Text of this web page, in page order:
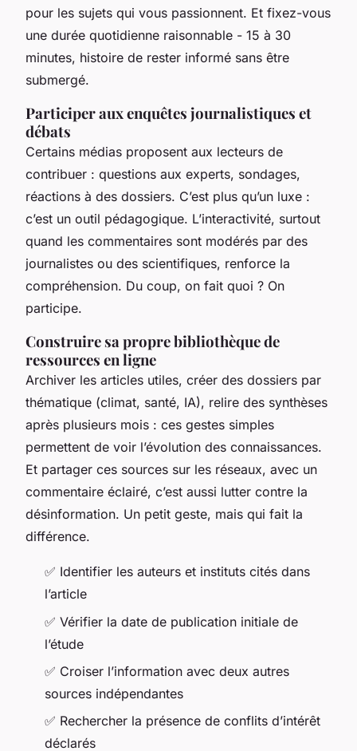
pour les sujets qui vous passionnent. Et fixez-vous
une durée quotidienne raisonnable - 15 à 30
minutes, histoire de rester informé sans être
submergé.
Participer aux enquêtes journalistiques et
débats
Certains médias proposent aux lecteurs de
contribuer : questions aux experts, sondages,
réactions à des dossiers. C’est plus qu’un luxe :
c’est un outil pédagogique. L’interactivité, surtout
quand les commentaires sont modérés par des
journalistes ou des scientifiques, renforce la
compréhension. Du coup, on fait quoi ? On
participe.
Construire sa propre bibliothèque de
ressources en ligne
Archiver les articles utiles, créer des dossiers par
thématique (climat, santé, IA), relire des synthèses
après plusieurs mois : ces gestes simples
permettent de voir l’évolution des connaissances.
Et partager ces sources sur les réseaux, avec un
commentaire éclairé, c’est aussi lutter contre la
désinformation. Un petit geste, mais qui fait la
différence.
✅ Identifier les auteurs et instituts cités dans
l’article
✅ Vérifier la date de publication initiale de
l’étude
✅ Croiser l’information avec deux autres
sources indépendantes
✅ Rechercher la présence de conflits d’intérêt
déclarés